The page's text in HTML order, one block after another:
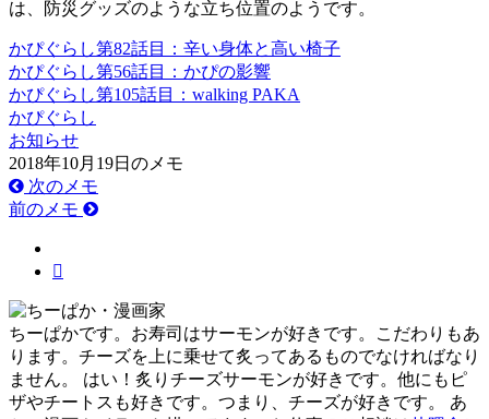
は、防災グッズのような立ち位置のようです。
かぴぐらし第82話目：辛い身体と高い椅子
かぴぐらし第56話目：かぴの影響
かぴぐらし第105話目：walking PAKA
かぴぐらし
お知らせ
2018年10月19日のメモ
次のメモ
前のメモ
ちーぱかです。お寿司はサーモンが好きです。こだわりもあ
ります。チーズを上に乗せて炙ってあるものでなければなり
ません。 はい！炙りチーズサーモンが好きです。他にもピ
ザやチートスも好きです。つまり、チーズが好きです。 あ